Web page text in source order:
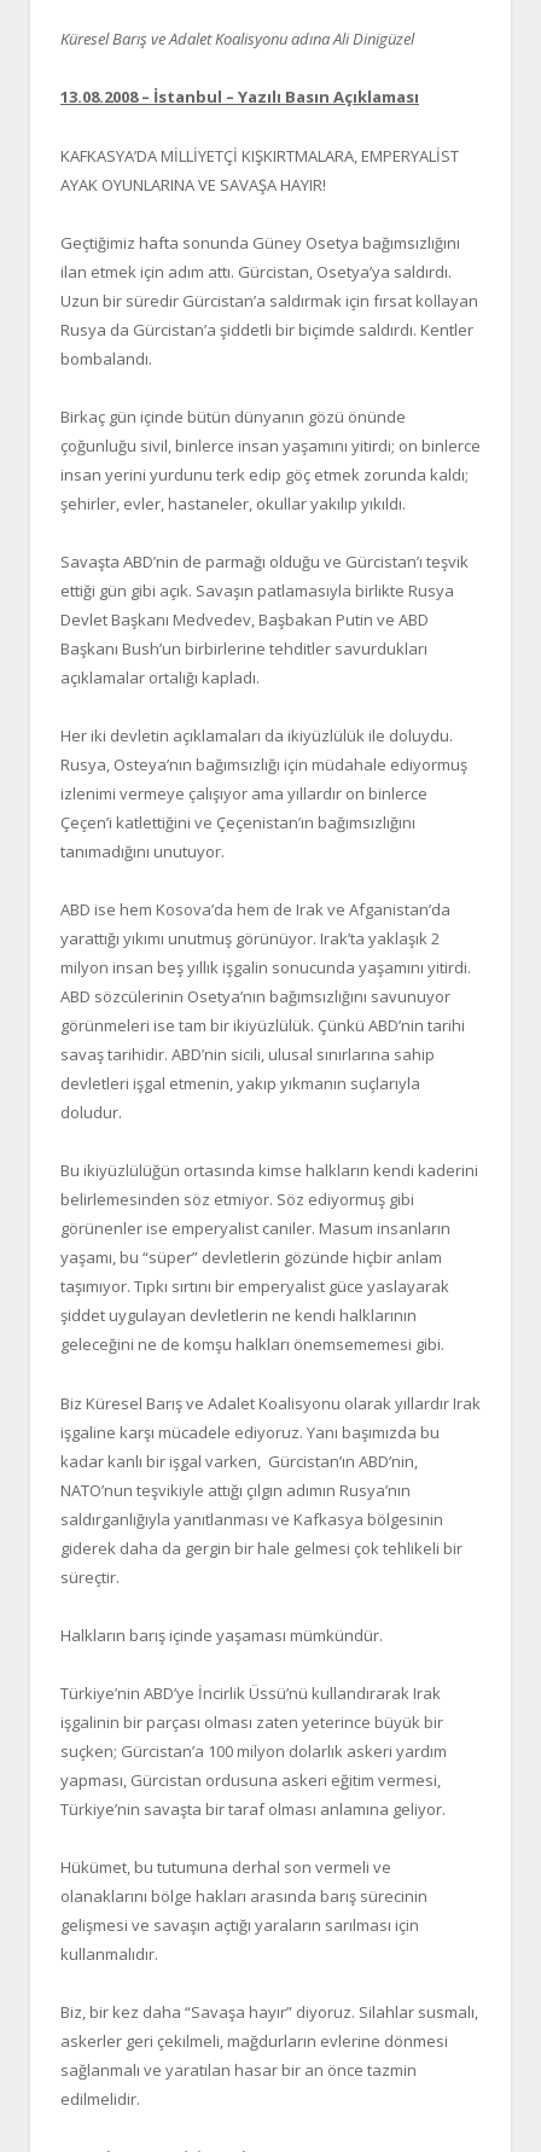
Küresel Barış ve Adalet Koalisyonu adına Ali Dinigüzel
13.08.2008 – İstanbul – Yazılı Basın Açıklaması
KAFKASYA’DA MİLLİYETÇİ KIŞKIRTMALARA, EMPERYALİST
AYAK OYUNLARINA VE SAVAŞA HAYIR!
Geçtiğimiz hafta sonunda Güney Osetya bağımsızlığını
ilan etmek için adım attı. Gürcistan, Osetya’ya saldırdı.
Uzun bir süredir Gürcistan’a saldırmak için fırsat kollayan
Rusya da Gürcistan’a şiddetli bir biçimde saldırdı. Kentler
bombalandı.
Birkaç gün içinde bütün dünyanın gözü önünde
çoğunluğu sivil, binlerce insan yaşamını yitirdi; on binlerce
insan yerini yurdunu terk edip göç etmek zorunda kaldı;
şehirler, evler, hastaneler, okullar yakılıp yıkıldı.
Savaşta ABD’nin de parmağı olduğu ve Gürcistan’ı teşvik
ettiği gün gibi açık. Savaşın patlamasıyla birlikte Rusya
Devlet Başkanı Medvedev, Başbakan Putin ve ABD
Başkanı Bush’un birbirlerine tehditler savurdukları
açıklamalar ortalığı kapladı.
Her iki devletin açıklamaları da ikiyüzlülük ile doluydu.
Rusya, Osteya’nın bağımsızlığı için müdahale ediyormuş
izlenimi vermeye çalışıyor ama yıllardır on binlerce
Çeçen’i katlettiğini ve Çeçenistan’ın bağımsızlığını
tanımadığını unutuyor.
ABD ise hem Kosova’da hem de Irak ve Afganistan’da
yarattığı yıkımı unutmuş görünüyor. Irak’ta yaklaşık 2
milyon insan beş yıllık işgalin sonucunda yaşamını yitirdi.
ABD sözcülerinin Osetya’nın bağımsızlığını savunuyor
görünmeleri ise tam bir ikiyüzlülük. Çünkü ABD’nin tarihi
savaş tarihidir. ABD’nin sicili, ulusal sınırlarına sahip
devletleri işgal etmenin, yakıp yıkmanın suçlarıyla
doludur.
Bu ikiyüzlülüğün ortasında kimse halkların kendi kaderini
belirlemesinden söz etmiyor. Söz ediyormuş gibi
görünenler ise emperyalist caniler. Masum insanların
yaşamı, bu “süper” devletlerin gözünde hiçbir anlam
taşımıyor. Tıpkı sırtını bir emperyalist güce yaslayarak
şiddet uygulayan devletlerin ne kendi halklarının
geleceğini ne de komşu halkları önemsememesi gibi.
Biz Küresel Barış ve Adalet Koalisyonu olarak yıllardır Irak
işgaline karşı mücadele ediyoruz. Yanı başımızda bu
kadar kanlı bir işgal varken, Gürcistan’ın ABD’nin,
NATO’nun teşvikiyle attığı çılgın adımın Rusya’nın
saldırganlığıyla yanıtlanması ve Kafkasya bölgesinin
giderek daha da gergin bir hale gelmesi çok tehlikeli bir
süreçtir.
Halkların barış içinde yaşaması mümkündür.
Türkiye’nin ABD’ye İncirlik Üssü’nü kullandırarak Irak
işgalinin bir parçası olması zaten yeterince büyük bir
suçken; Gürcistan’a 100 milyon dolarlık askeri yardım
yapması, Gürcistan ordusuna askeri eğitim vermesi,
Türkiye’nin savaşta bir taraf olması anlamına geliyor.
Hükümet, bu tutumuna derhal son vermeli ve
olanaklarını bölge hakları arasında barış sürecinin
gelişmesi ve savaşın açtığı yaraların sarılması için
kullanmalıdır.
Biz, bir kez daha “Savaşa hayır” diyoruz. Silahlar susmalı,
askerler geri çekilmeli, mağdurların evlerine dönmesi
sağlanmalı ve yaratılan hasar bir an önce tazmin
edilmelidir.